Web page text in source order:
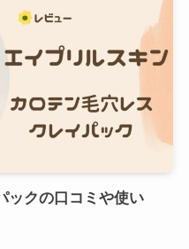
ックの口コミや使い